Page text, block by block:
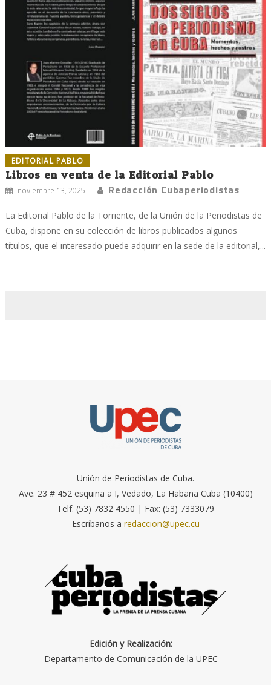
EDITORIAL PABLO
Libros en venta de la Editorial Pablo
noviembre 13, 2025 Redacción Cubaperiodistas
La Editorial Pablo de la Torriente, de la Unión de la Periodistas de
Cuba, dispone en su colección de libros publicados algunos
títulos, que el interesado puede adquirir en la sede de la editorial,...
Unión de Periodistas de Cuba.
Ave. 23 # 452 esquina a I, Vedado, La Habana Cuba (10400)
Telf. (53) 7832 4550 | Fax: (53) 7333079
Escríbanos a redaccion@upec.cu
Edición y Realización:
Departamento de Comunicación de la UPEC